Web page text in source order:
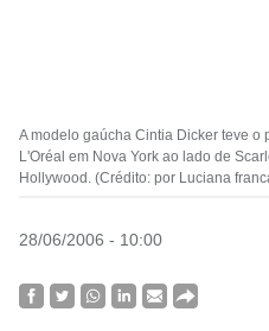
A modelo gaúcha Cintia Dicker teve
L'Oréal em Nova York ao lado de
Hollywood. (Crédito: por Luciana
28/06/2006 - 10:00